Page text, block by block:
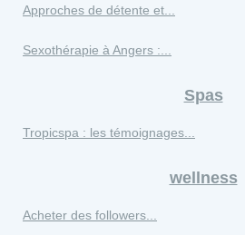
Approches de détente et...
Sexothérapie à Angers :...
Spas
Tropicspa : les témoignages...
wellness
Acheter des followers...